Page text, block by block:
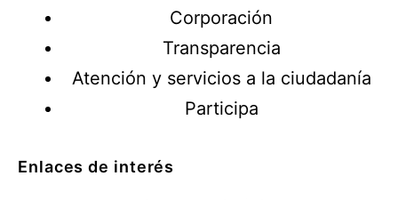
Corporación
Transparencia
Atención y servicios a la ciudadanía
Participa
Enlaces de interés